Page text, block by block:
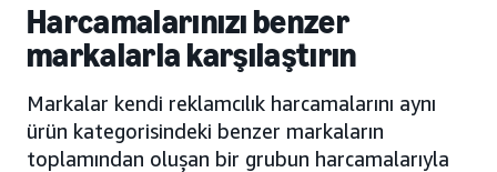
Harcamalarınızı benzer
markalarla karşılaştırın
Markalar kendi reklamcılık harcamalarını aynı
ürün kategorisindeki benzer markaların
toplamından oluşan bir grubun harcamalarıyla